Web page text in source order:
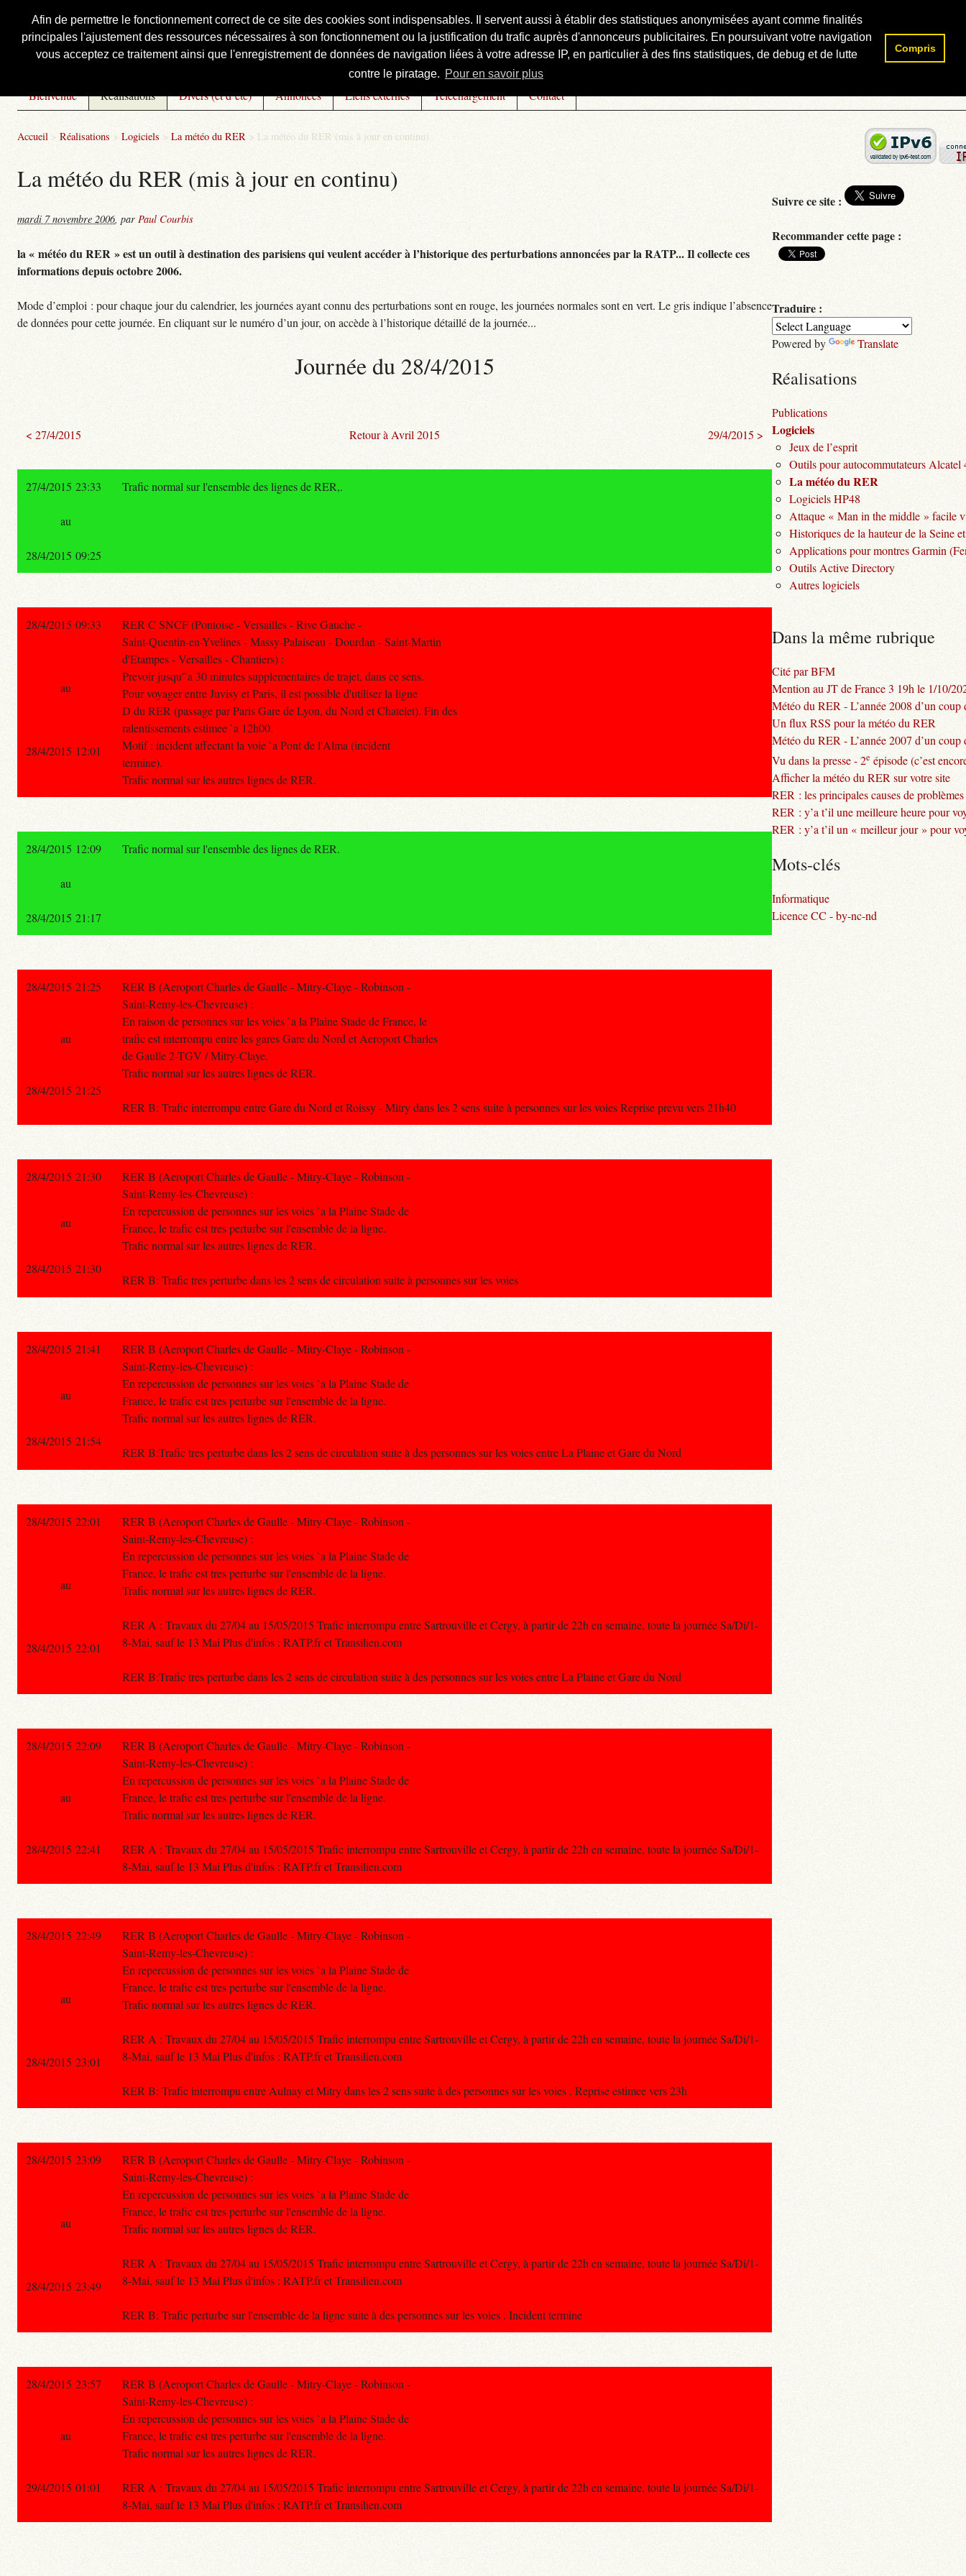
Afin de permettre le fonctionnement correct de ce site des cookies sont indispensables. Il servent aussi à établir des statistiques anonymisées ayant comme finalités
principales l'ajustement des ressources nécessaires à son fonctionnement ou la justification du trafic auprès d'annonceurs publicitaires. En poursuivant votre navigation
vous acceptez ce traitement ainsi que l'enregistrement de données de navigation liées à votre adresse IP, en particulier à des fins statistiques, de debug et de lutte
contre le piratage. Pour en savoir plus
Compris
Courbis, « LE » Blog Officiel
Bienvenue Réalisations Divers (et d’été) Annonces Liens externes Téléchargement Contact
Accueil > Réalisations > Logiciels > La météo du RER > La météo du RER (mis à jour en continu)
La météo du RER (mis à jour en continu)
mardi 7 novembre 2006, par Paul Courbis
la « météo du RER » est un outil à destination des parisiens qui veulent accéder à l’historique des perturbations annoncées par la RATP... Il collecte ces
informations depuis octobre 2006.
Mode d’emploi : pour chaque jour du calendrier, les journées ayant connu des perturbations sont en rouge, les journées normales sont en vert. Le gris indique l’absence
de données pour cette journée. En cliquant sur le numéro d’un jour, on accède à l’historique détaillé de la journée...
Journée du 28/4/2015
< 27/4/2015 Retour à Avril 2015 29/4/2015 >
27/4/2015 23:33 Trafic normal sur l'ensemble des lignes de RER,.
au
28/4/2015 09:25
28/4/2015 09:33
RER C SNCF (Pontoise - Versailles - Rive Gauche -
Saint-Quentin-en-Yvelines - Massy-Palaiseau - Dourdan - Saint-Martin
d'Etampes - Versailles - Chantiers) :
Prevoir jusqu'`a 30 minutes supplementaires de trajet, dans ce sens.
Pour voyager entre Juvisy et Paris, il est possible d'utiliser la ligne
D du RER (passage par Paris Gare de Lyon, du Nord et Chatelet). Fin des
ralentissements estimee `a 12h00.
Motif : incident affectant la voie `a Pont de l'Alma (incident
termine).
Trafic normal sur les autres lignes de RER.
au
28/4/2015 12:01
28/4/2015 12:09 Trafic normal sur l'ensemble des lignes de RER.
au
28/4/2015 21:17
28/4/2015 21:25
RER B (Aeroport Charles de Gaulle - Mitry-Claye - Robinson -
Saint-Remy-les-Chevreuse) :
En raison de personnes sur les voies `a la Plaine Stade de France, le
trafic est interrompu entre les gares Gare du Nord et Aeroport Charles
de Gaulle 2-TGV / Mitry-Claye.
Trafic normal sur les autres lignes de RER.
RER B: Trafic interrompu entre Gare du Nord et Roissy - Mitry dans les 2 sens suite à personnes sur les voies Reprise prevu vers 21h40
au
28/4/2015 21:25
28/4/2015 21:30
RER B (Aeroport Charles de Gaulle - Mitry-Claye - Robinson -
Saint-Remy-les-Chevreuse) :
En repercussion de personnes sur les voies `a la Plaine Stade de
France, le trafic est tres perturbe sur l'ensemble de la ligne.
Trafic normal sur les autres lignes de RER.
RER B: Trafic tres perturbe dans les 2 sens de circulation suite à personnes sur les voies
au
28/4/2015 21:30
28/4/2015 21:41
RER B (Aeroport Charles de Gaulle - Mitry-Claye - Robinson -
Saint-Remy-les-Chevreuse) :
En repercussion de personnes sur les voies `a la Plaine Stade de
France, le trafic est tres perturbe sur l'ensemble de la ligne.
Trafic normal sur les autres lignes de RER.
RER B:Trafic tres perturbe dans les 2 sens de circulation suite à des personnes sur les voies entre La Plaine et Gare du Nord
au
28/4/2015 21:54
28/4/2015 22:01
RER B (Aeroport Charles de Gaulle - Mitry-Claye - Robinson -
Saint-Remy-les-Chevreuse) :
En repercussion de personnes sur les voies `a la Plaine Stade de
France, le trafic est tres perturbe sur l'ensemble de la ligne.
Trafic normal sur les autres lignes de RER.
RER A : Travaux du 27/04 au 15/05/2015 Trafic interrompu entre Sartrouville et Cergy, à partir de 22h en semaine, toute la journée Sa/Di/1-
8-Mai, sauf le 13 Mai Plus d'infos : RATP.fr et Transilien.com
RER B:Trafic tres perturbe dans les 2 sens de circulation suite à des personnes sur les voies entre La Plaine et Gare du Nord
au
28/4/2015 22:01
28/4/2015 22:09
RER B (Aeroport Charles de Gaulle - Mitry-Claye - Robinson -
Saint-Remy-les-Chevreuse) :
En repercussion de personnes sur les voies `a la Plaine Stade de
France, le trafic est tres perturbe sur l'ensemble de la ligne.
Trafic normal sur les autres lignes de RER.
RER A : Travaux du 27/04 au 15/05/2015 Trafic interrompu entre Sartrouville et Cergy, à partir de 22h en semaine, toute la journée Sa/Di/1-
8-Mai, sauf le 13 Mai Plus d'infos : RATP.fr et Transilien.com
au
28/4/2015 22:41
28/4/2015 22:49
RER B (Aeroport Charles de Gaulle - Mitry-Claye - Robinson -
Saint-Remy-les-Chevreuse) :
En repercussion de personnes sur les voies `a la Plaine Stade de
France, le trafic est tres perturbe sur l'ensemble de la ligne.
Trafic normal sur les autres lignes de RER.
RER A : Travaux du 27/04 au 15/05/2015 Trafic interrompu entre Sartrouville et Cergy, à partir de 22h en semaine, toute la journée Sa/Di/1-
8-Mai, sauf le 13 Mai Plus d'infos : RATP.fr et Transilien.com
RER B: Trafic interrompu entre Aulnay et Mitry dans les 2 sens suite à des personnes sur les voies . Reprise estimee vers 23h
au
28/4/2015 23:01
28/4/2015 23:09
RER B (Aeroport Charles de Gaulle - Mitry-Claye - Robinson -
Saint-Remy-les-Chevreuse) :
En repercussion de personnes sur les voies `a la Plaine Stade de
France, le trafic est tres perturbe sur l'ensemble de la ligne.
Trafic normal sur les autres lignes de RER.
RER A : Travaux du 27/04 au 15/05/2015 Trafic interrompu entre Sartrouville et Cergy, à partir de 22h en semaine, toute la journée Sa/Di/1-
8-Mai, sauf le 13 Mai Plus d'infos : RATP.fr et Transilien.com
RER B: Trafic perturbe sur l'ensemble de la ligne suite à des personnes sur les voies . Incident termine
au
28/4/2015 23:49
28/4/2015 23:57
RER B (Aeroport Charles de Gaulle - Mitry-Claye - Robinson -
Saint-Remy-les-Chevreuse) :
En repercussion de personnes sur les voies `a la Plaine Stade de
France, le trafic est tres perturbe sur l'ensemble de la ligne.
Trafic normal sur les autres lignes de RER.
RER A : Travaux du 27/04 au 15/05/2015 Trafic interrompu entre Sartrouville et Cergy, à partir de 22h en semaine, toute la journée Sa/Di/1-
8-Mai, sauf le 13 Mai Plus d'infos : RATP.fr et Transilien.com
au
29/4/2015 01:01
Rechercher :
Suivre ce site :
Recommander cette page :
Traduire :
Powered by Translate
Réalisations
Publications
Logiciels
Jeux de l’esprit
Outils pour autocommutateurs Alcatel
La météo du RER
Logiciels HP48
Attaque « Man in the middle » facile
Historiques de la hauteur de la Seine
Applications pour montres Garmin
Outils Active Directory
Autres logiciels
Dans la même rubrique
Cité par BFM
Mention au JT de France 3 19h le 1/10/
Météo du RER - L’année 2008 d’un coup
Un flux RSS pour la météo du RER
Météo du RER - L’année 2007 d’un coup
Vu dans la presse - 2e épisode (c’est
Afficher la météo du RER sur votre site
RER : les principales causes de problèmes
RER : y’a t’il une meilleure heure pour
RER : y’a t’il un « meilleur jour » pour
Mots-clés
Informatique
Licence CC - by-nc-nd